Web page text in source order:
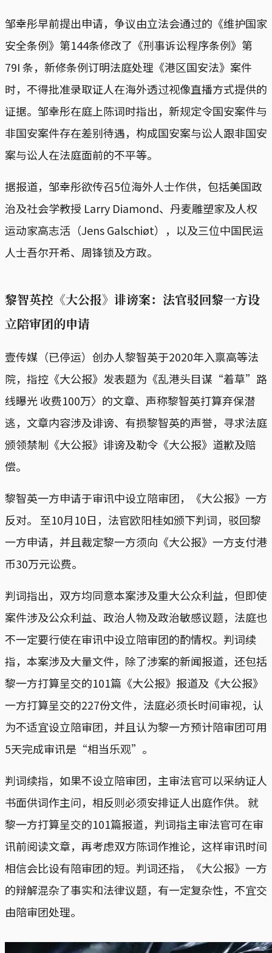
邹幸彤早前提出申请，争议由立法会通过的《维护国家
安全条例》第144条修改了《刑事诉讼程序条例》第
79I 条，新修条例订明法庭处理《港区国安法》案件
时，不得批准录取证人在海外透过视像直播方式提供的
证据。邹幸彤在庭上陈词时指出，新规定令国安案件与
非国安案件存在差别待遇，构成国安案与讼人跟非国安
案与讼人在法庭面前的不平等。
据报道，邹幸彤欲传召5位海外人士作供，包括美国政
治及社会学教授 Larry Diamond、丹麦雕塑家及人权
运动家高志活（Jens Galschiøt），以及三位中国民运
人士吾尔开希、周锋锁及方政。
黎智英控《大公报》诽谤案：法官驳回黎一方设
立陪审团的申请
壹传媒（已停运）创办人黎智英于2020年入禀高等法
院，指控《大公报》发表题为《乱港头目谋“着草”路
线曝光 收费100万〉的文章、声称黎智英打算弃保潜
逃，文章内容涉及诽谤、有损黎智英的声誉，寻求法庭
颁领禁制《大公报》诽谤及勒令《大公报》道歉及赔
偿。
黎智英一方申请于审讯中设立陪审团，《大公报》一方
反对。 至10月10日，法官欧阳桂如颁下判词，驳回黎
一方申请，并且裁定黎一方须向《大公报》一方支付港
币30万元讼费。
判词指出，双方均同意本案涉及重大公众利益，但即使
案件涉及公众利益、政治人物及政治敏感议题，法庭也
不一定要行使在审讯中设立陪审团的酌情权。判词续
指，本案涉及大量文件，除了涉案的新闻报道，还包括
黎一方打算呈交的101篇《大公报》报道及《大公报》
一方打算呈交的227份文件，法庭必须长时间审视，认
为不适宜设立陪审团，并且认为黎一方预计陪审团可用
5天完成审讯是“相当乐观”。
判词续指，如果不设立陪审团，主审法官可以采纳证人
书面供词作主问，相反则必须安排证人出庭作供。 就
黎一方打算呈交的101篇报道，判词指主审法官可在审
讯前阅读文章，再考虑双方陈词作推论，这样审讯时间
相信会比设有陪审团的短。判词还指，《大公报》一方
的辩解混杂了事实和法律议题，有一定复杂性，不宜交
由陪审团处理。